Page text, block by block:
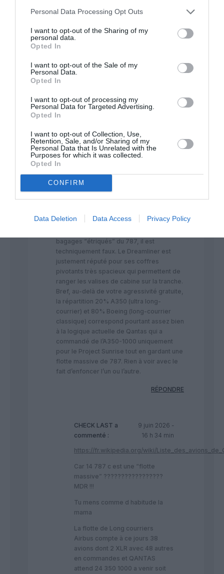
Personal Data Processing Opt Outs
I want to opt-out of the Sharing of my
personal data.
Opted In
I want to opt-out of the Sale of my
Personal Data.
Opted In
I want to opt-out of processing my
Personal Data for Targeted Advertising.
Opted In
I want to opt-out of Collection, Use,
Retention, Sale, and/or Sharing of my
Personal Data that Is Unrelated with the
Purposes for which it was collected.
Opted In
CONFIRM
Data Deletion Data Access Privacy Policy
RÉPONDRE
LPB06200
Merci de lui tenir le même discours que
moi il y a peu à ce vendu à boeing 😂
RÉPONDRE
MoMoDeRabata
commenté :
9 juin 2026 - 13 h
59 min
Répartition des vol qantas en ce moment:
Exprimer un avis personnel sur un forum
de discussion semble en perturber
certains. Personne ne prétend décider à la
des visions de flotte.
bagages “étriqués” du 787, il est
techniquement faux. Le Dreamliner est
justement réputé pour ses coffres
pivotants très spacieux qui permettent de
ranger les valises de cabine sur la tranche.
​Bref, au-delà de votre agressivité gratuite,
la répartition 20% A350 (ultra long-
courrier) et 80% Boeing (long-courrier
classique) correspond pourtant assez bien
à la logique actuelle de Qantas qui a
commandé de l’A350-1000 uniquement
pour le Project Sunrise tout en gardant une
flotte massive de 787. Rien à voir avec le
fait d’enfoncer l’un ou l’autre.
RÉPONDRE
CHECK LAST a
commenté :
9 juin 2026 -
16 h 34 min
https://fr.wikipedia.org/wiki/
Car 14 787 c est une “flotte
massive” ?????????????????
MDR !!!
Tu mens comme d habitude la
mama
La flotte de Long courriers
Airbus compte à ce jours 38
avions dont 2 XLR avec 48 autres
en commandes et QANTAS
attend 24 350 1000 a venir soit